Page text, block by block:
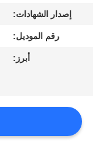
في
المعمل
اتصل
إصدار الشهادات:
رقم الموديل:
أبرز: